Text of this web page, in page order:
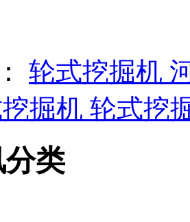
轮式挖掘机
掘机 轮式挖
类